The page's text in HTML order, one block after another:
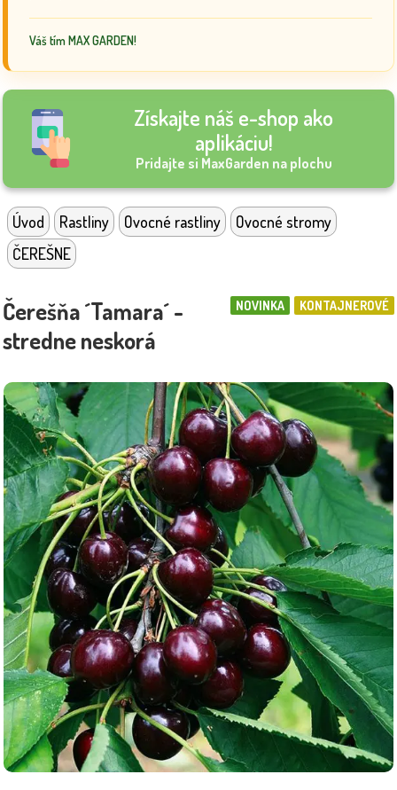
Váš tím MAX GARDEN!
Získajte náš e-shop ako
aplikáciu!
Pridajte si MaxGarden na plochu
Úvod Rastliny Ovocné rastliny
Ovocné stromy
ČEREŠNE
KONTAJNEROVÉ
NOVINKA
Čerešňa ´Tamara´ -
stredne neskorá